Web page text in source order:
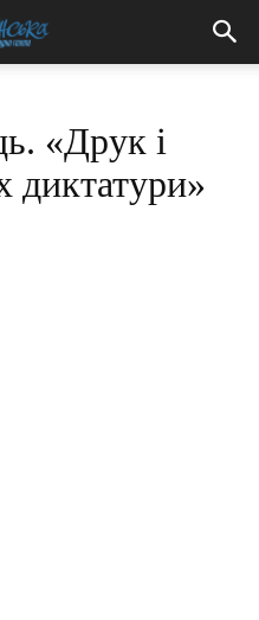
«Друк і
диктатури»